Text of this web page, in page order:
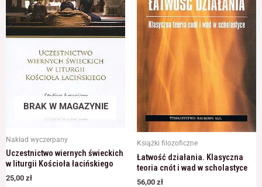
BRAK W MAGAZYNIE
Nakład wyczerpany
Uczestnictwo wiernych świeckich
w liturgii Kościoła łacińskiego
25,00 zł
Książki filozoficzne
Łatwość działania. Klasyczna
teoria cnót i wad w scholastyce
56,00 zł